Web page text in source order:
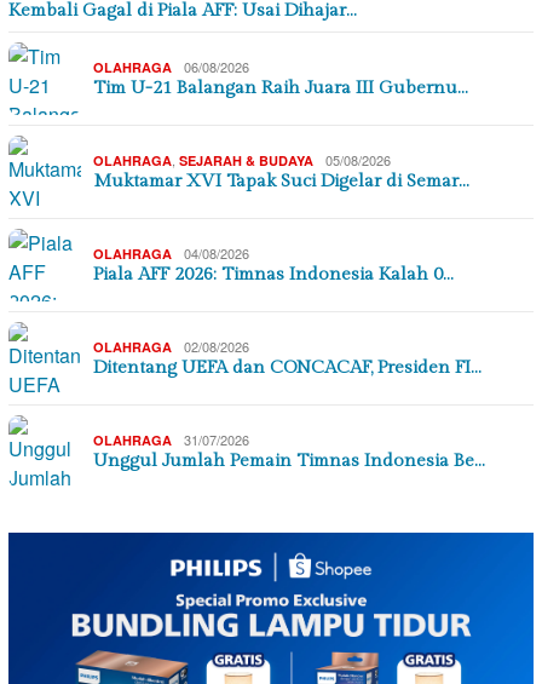
Kembali Gagal di Piala AFF: Usai Dihajar…
OLAHRAGA 06/08/2026
Tim U-21 Balangan Raih Juara III Gubernu…
OLAHRAGA SEJARAH & BUDAYA 05/08/2026
Muktamar XVI Tapak Suci Digelar di Semar…
OLAHRAGA 04/08/2026
Piala AFF 2026: Timnas Indonesia Kalah 0…
OLAHRAGA 02/08/2026
Ditentang UEFA dan CONCACAF, Presiden FI…
OLAHRAGA 31/07/2026
Unggul Jumlah Pemain Timnas Indonesia Be…